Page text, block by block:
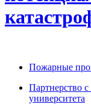
Пожарные
Партнерство
университета